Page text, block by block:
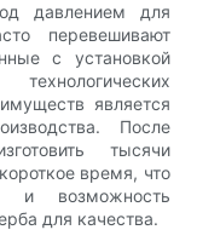
давлением для
перевешивают
с установкой
является
После
тысячи
время, что
и возможность
для качества.